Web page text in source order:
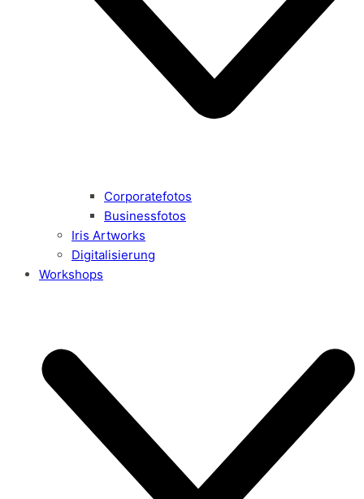
Corporatefotos
Businessfotos
Iris Artworks
Digitalisierung
Workshops